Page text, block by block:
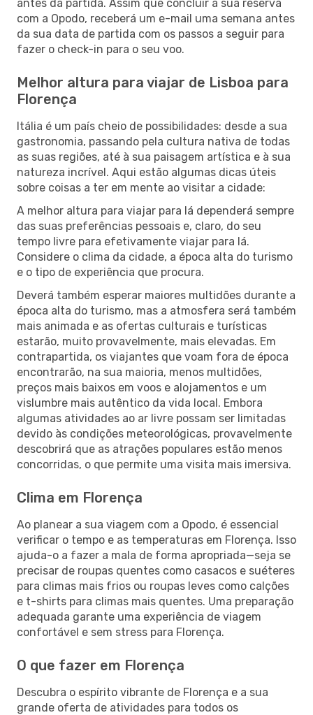
antes da partida. Assim que concluir a sua reserva
com a Opodo, receberá um e-mail uma semana antes
da sua data de partida com os passos a seguir para
fazer o check-in para o seu voo.
Melhor altura para viajar de Lisboa para
Florença
Itália é um país cheio de possibilidades: desde a sua
gastronomia, passando pela cultura nativa de todas
as suas regiões, até à sua paisagem artística e à sua
natureza incrível. Aqui estão algumas dicas úteis
sobre coisas a ter em mente ao visitar a cidade:
A melhor altura para viajar para lá dependerá sempre
das suas preferências pessoais e, claro, do seu
tempo livre para efetivamente viajar para lá.
Considere o clima da cidade, a época alta do turismo
e o tipo de experiência que procura.
Deverá também esperar maiores multidões durante a
época alta do turismo, mas a atmosfera será também
mais animada e as ofertas culturais e turísticas
estarão, muito provavelmente, mais elevadas. Em
contrapartida, os viajantes que voam fora de época
encontrarão, na sua maioria, menos multidões,
preços mais baixos em voos e alojamentos e um
vislumbre mais autêntico da vida local. Embora
algumas atividades ao ar livre possam ser limitadas
devido às condições meteorológicas, provavelmente
descobrirá que as atrações populares estão menos
concorridas, o que permite uma visita mais imersiva.
Clima em Florença
Ao planear a sua viagem com a Opodo, é essencial
verificar o tempo e as temperaturas em Florença. Isso
ajuda-o a fazer a mala de forma apropriada—seja se
precisar de roupas quentes como casacos e suéteres
para climas mais frios ou roupas leves como calções
e t-shirts para climas mais quentes. Uma preparação
adequada garante uma experiência de viagem
confortável e sem stress para Florença.
O que fazer em Florença
Descubra o espírito vibrante de Florença e a sua
grande oferta de atividades para todos os